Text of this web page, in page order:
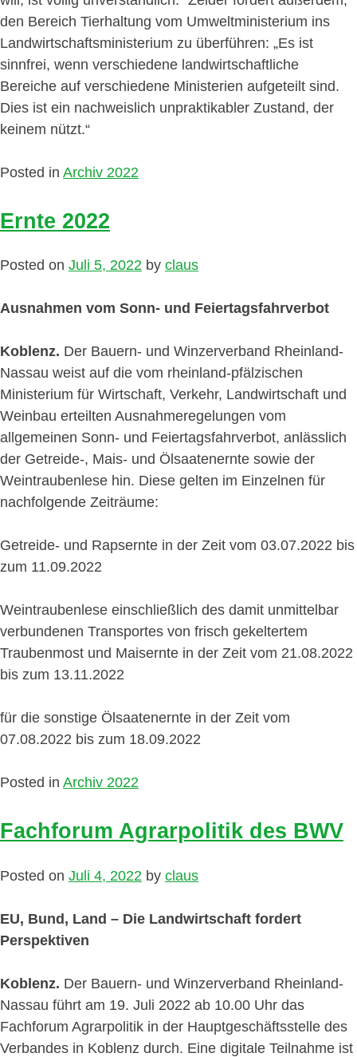
den Bereich Tierhaltung vom Umweltministerium ins
Landwirtschaftsministerium zu überführen: „Es ist
sinnfrei, wenn verschiedene landwirtschaftliche
Bereiche auf verschiedene Ministerien aufgeteilt sind.
Dies ist ein nachweislich unpraktikabler Zustand, der
keinem nützt.“
Posted in Archiv 2022
Ernte 2022
Posted on Juli 5, 2022 by claus
Ausnahmen vom Sonn- und Feiertagsfahrverbot
Koblenz. Der Bauern- und Winzerverband Rheinland-
Nassau weist auf die vom rheinland-pfälzischen
Ministerium für Wirtschaft, Verkehr, Landwirtschaft und
Weinbau erteilten Ausnahmeregelungen vom
allgemeinen Sonn- und Feiertagsfahrverbot, anlässlich
der Getreide-, Mais- und Ölsaatenernte sowie der
Weintraubenlese hin. Diese gelten im Einzelnen für
nachfolgende Zeiträume:
Getreide- und Rapsernte in der Zeit vom 03.07.2022 bis
zum 11.09.2022
Weintraubenlese einschließlich des damit unmittelbar
verbundenen Transportes von frisch gekeltertem
Traubenmost und Maisernte in der Zeit vom 21.08.2022
bis zum 13.11.2022
für die sonstige Ölsaatenernte in der Zeit vom
07.08.2022 bis zum 18.09.2022
Posted in Archiv 2022
Fachforum Agrarpolitik des BWV
Posted on Juli 4, 2022 by claus
EU, Bund, Land – Die Landwirtschaft fordert
Perspektiven
Koblenz. Der Bauern- und Winzerverband Rheinland-
Nassau führt am 19. Juli 2022 ab 10.00 Uhr das
Fachforum Agrarpolitik in der Hauptgeschäftsstelle des
Verbandes in Koblenz durch. Eine digitale Teilnahme ist